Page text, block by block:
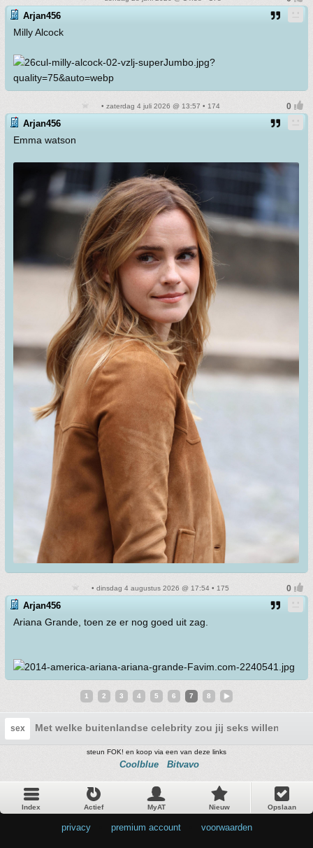
Arjan456
Milly Alcock
• zaterdag 4 juli 2026 @ 13:57 • 174
Arjan456
Emma watson
• dinsdag 4 augustus 2026 @ 17:54 • 175
Arjan456
Ariana Grande, toen ze er nog goed uit zag.
1 2 3 4 5 6 7 8
sex Met welke buitenlandse celebrity zou jij seks willen?
steun FOK! en koop via een van deze links
Coolblue Bitvavo
Index Actief MyAT Nieuw Opslaan
privacy premium account voorwaarden